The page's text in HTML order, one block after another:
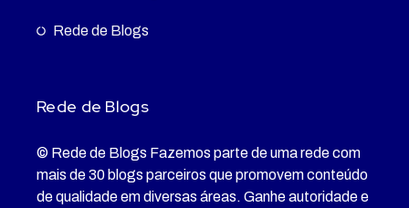
Rede de Blogs
Rede de Blogs
© Rede de Blogs Fazemos parte de uma rede com
mais de 30 blogs parceiros que promovem conteúdo
de qualidade em diversas áreas. Ganhe autoridade e